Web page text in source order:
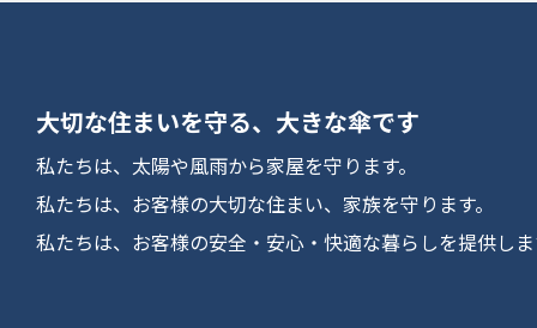
大切な住まいを守る、大きな傘です
私たちは、太陽や風雨から家屋を守ります。
私たちは、お客様の大切な住まい、家族を守ります。
私たちは、お客様の安全・安心・快適な暮らしを提供し